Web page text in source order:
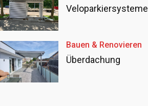
Veloparkiersysteme
Bauen & Renovieren
Überdachung